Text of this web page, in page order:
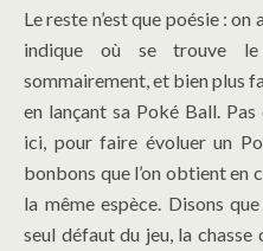
Le reste n’est que poésie :
indique où se trouve
sommairement, et bien plus
en lançant sa Poké Ball.
ici, pour faire évoluer un
bonbons que l’on obtient en
la même espèce. Disons
seul défaut du jeu, la